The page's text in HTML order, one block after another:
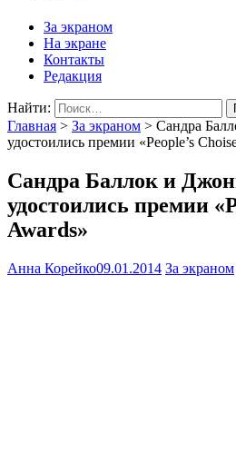
За экраном
На экране
Контакты
Редакция
Найти:
Главная > За экраном > Сандра
удостоились премии «People’s
Сандра Баллок и
удостоились премии
Awards»
Анна Корейко09.01.2014 За экраном